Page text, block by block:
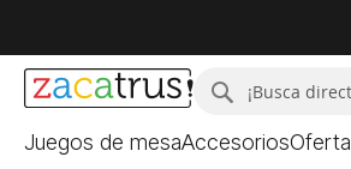
Buscar
Juegos de mesaAccesorios